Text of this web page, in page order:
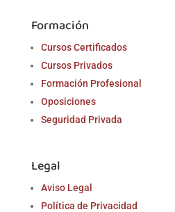
Formación
Cursos Certificados
Cursos Privados
Formación Profesional
Oposiciones
Seguridad Privada
Legal
Aviso Legal
Política de Privacidad